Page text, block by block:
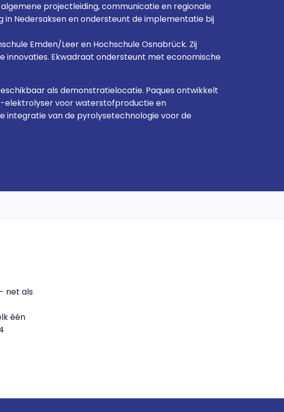
projectleiding, communicatie en regionale
Nedersaksen en ondersteunt de implementatie bij
Emden/Leer en Hochschule Osnabrück. Zij
innovaties. Ekwadraat ondersteunt met economische
als demonstratielocatie. Paques ontwikkelt
elektrolyser voor waterstofproductie en
integratie van de pyrolysetechnologie voor de
- net als
één